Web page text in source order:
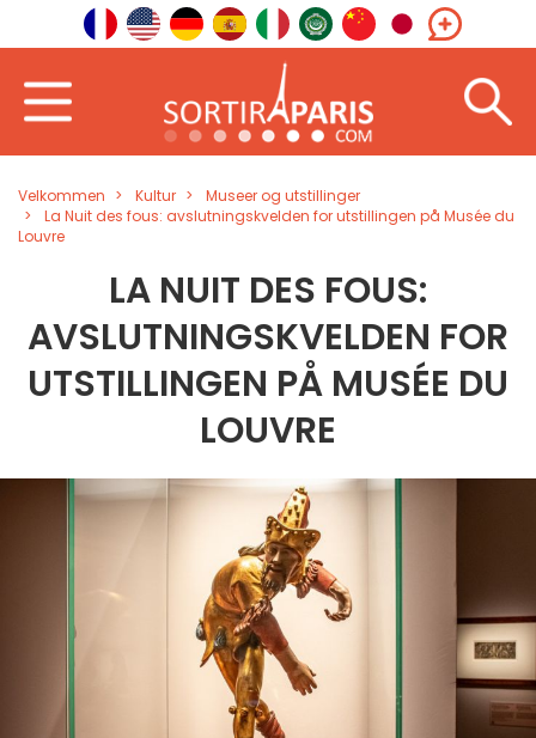
Velkommen Kultur
Museer og utstillinger
La Nuit des fous: avslutningskvelden for utstillingen på Musée du
Louvre
LA NUIT DES FOUS:
AVSLUTNINGSKVELDEN FOR
UTSTILLINGEN PÅ MUSÉE DU
LOUVRE